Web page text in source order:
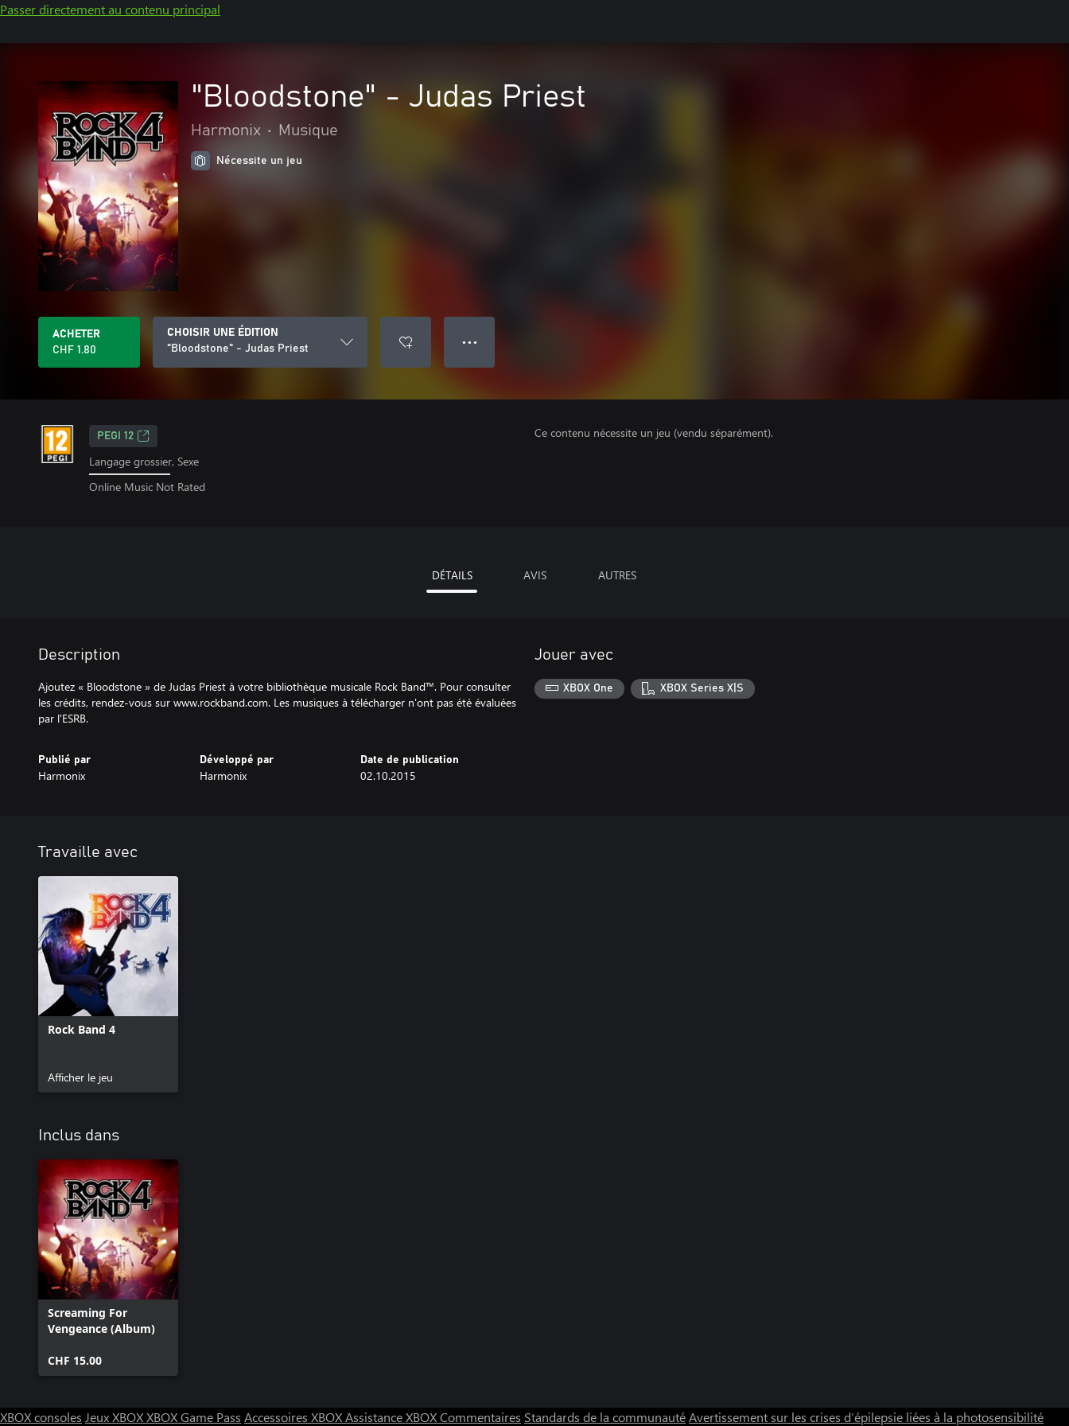
Passer directement au contenu principal
"Bloodstone" - Judas Priest
Harmonix • Musique
Nécessite un jeu
ACHETER
CHF 1.80
CHOISIR UNE ÉDITION
"Bloodstone" - Judas Priest
● ● ●
PEGI 12
Langage grossier, Sexe
Online Music Not Rated
Ce contenu nécessite un jeu (vendu séparément).
DÉTAILS AVIS AUTRES
Description
Ajoutez « Bloodstone » de Judas Priest à votre bibliothèque musicale Rock Band™. Pour consulter
les crédits, rendez-vous sur www.rockband.com. Les musiques à télécharger n'ont pas été évaluées
par l'ESRB.
Publié par
Harmonix
Développé par
Harmonix
Date de publication
02.10.2015
Jouer avec
XBOX One XBOX Series X|S
Travaille avec
Rock Band 4
Afficher le jeu
Inclus dans
Screaming For
Vengeance (Album)
CHF 15.00
XBOX consoles Jeux XBOXXBOX Game Pass Accessoires XBOXAssistance XBOXCommentaires Standards de la communautéAvertissement sur les crises d’épilepsie liées à la photosensibilité